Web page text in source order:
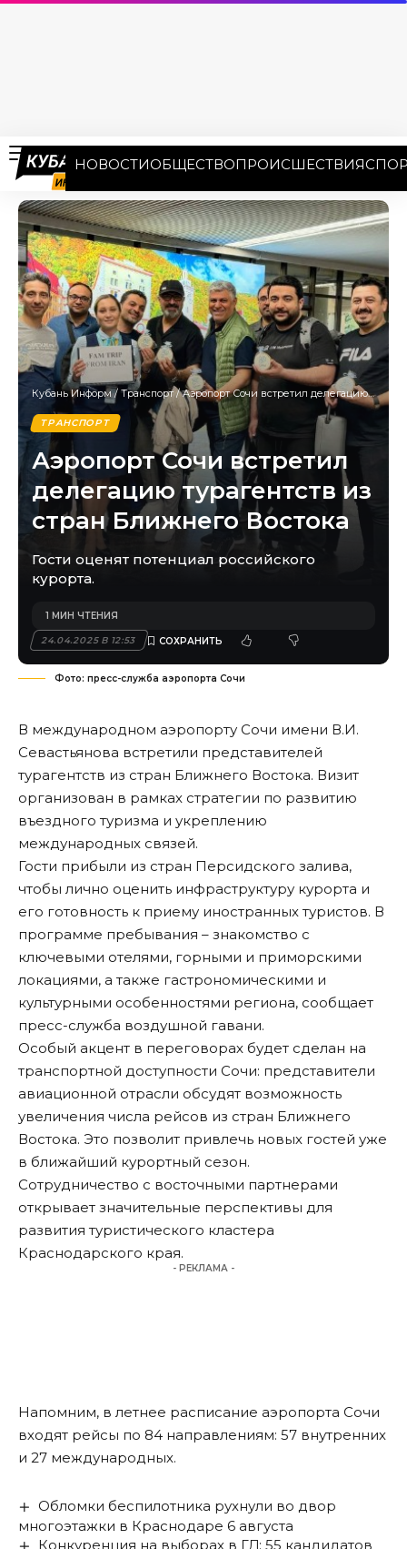
НОВОСТИОБЩЕСТВОПРОИСШЕСТВИЯ
Кубань Информ/ Транспорт /Аэропорт Сочи встретил делегацию турагентств из стран Ближнего Востока
ТРАНСПОРТ
Аэропорт Сочи встретил
делегацию турагентств из
стран Ближнего Востока
Гости оценят потенциал российского
курорта.
24.04.2025 В 12:53
1 МИН ЧТЕНИЯ
Фото: пресс-служба аэропорта Сочи
В международном аэропорту Сочи имени В.И.
Севастьянова встретили представителей
турагентств из стран Ближнего Востока. Визит
организован в рамках стратегии по развитию
въездного туризма и укреплению
международных связей.
Гости прибыли из стран Персидского залива,
чтобы лично оценить инфраструктуру курорта и
его готовность к приему иностранных туристов. В
программе пребывания – знакомство с
ключевыми отелями, горными и приморскими
локациями, а также гастрономическими и
культурными особенностями региона, сообщает
пресс-служба воздушной гавани.
Особый акцент в переговорах будет сделан на
транспортной доступности Сочи: представители
авиационной отрасли обсудят возможность
увеличения числа рейсов из стран Ближнего
Востока. Это позволит привлечь новых гостей уже
в ближайший курортный сезон.
Сотрудничество с восточными партнерами
открывает значительные перспективы для
развития туристического кластера
Краснодарского края.
- РЕКЛАМА -
Напомним, в летнее расписание аэропорта Сочи
входят рейсы по 84 направлениям: 57 внутренних
и 27 международных.
Обломки беспилотника рухнули во двор
многоэтажки в Краснодаре 6 августа
Конкуренция на выборах в ГД: 55 кандидатов